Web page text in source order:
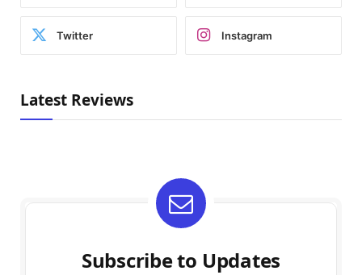
Twitter Instagram
Latest Reviews
Subscribe to Updates